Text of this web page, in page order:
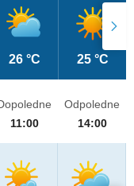
26 °C 25 °C
11:00
Odpoledne
14:00